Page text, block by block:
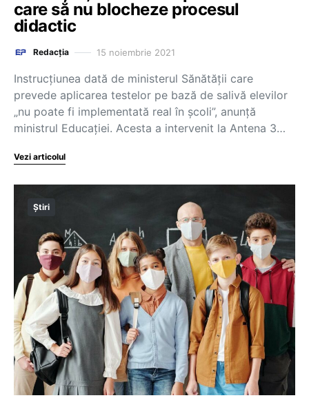
care să nu blocheze procesul
didactic
Redacția 15 noiembrie 2021
Instrucțiunea dată de ministerul Sănătății care
prevede aplicarea testelor pe bază de salivă elevilor
„nu poate fi implementată real în școli”, anunță
ministrul Educației. Acesta a intervenit la Antena 3…
Vezi articolul
Știri